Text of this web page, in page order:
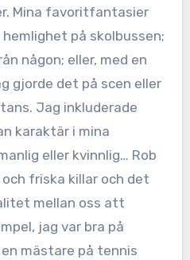
Mina favoritfantasier
på skolbussen;
någon; eller, med en
gjorde det på scen eller
Jag inkluderade
karaktär i mina
eller kvinnlig… Rob
friska killar och det
mellan oss att
jag var bra på
mästare på tennis